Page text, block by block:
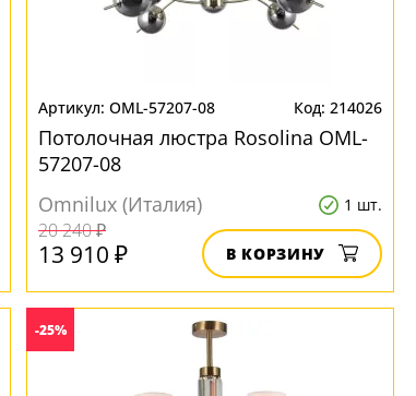
OML-57207-08 214026
Потолочная люстра Rosolina OML-
57207-08
Omnilux (Италия)
1 шт.
20 240 ₽
13 910 ₽ В КОРЗИНУ
-25%